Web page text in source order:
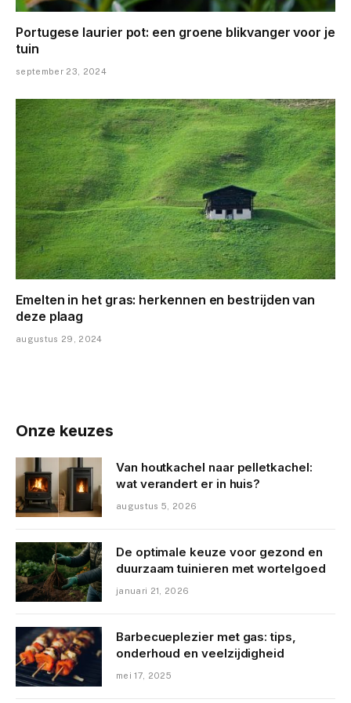
Portugese laurier pot: een groene blikvanger voor je
tuin
september 23, 2024
Emelten in het gras: herkennen en bestrijden van
deze plaag
augustus 29, 2024
Onze keuzes
Van houtkachel naar pelletkachel:
wat verandert er in huis?
augustus 5, 2026
De optimale keuze voor gezond en
duurzaam tuinieren met wortelgoed
januari 21, 2026
Barbecueplezier met gas: tips,
onderhoud en veelzijdigheid
mei 17, 2025